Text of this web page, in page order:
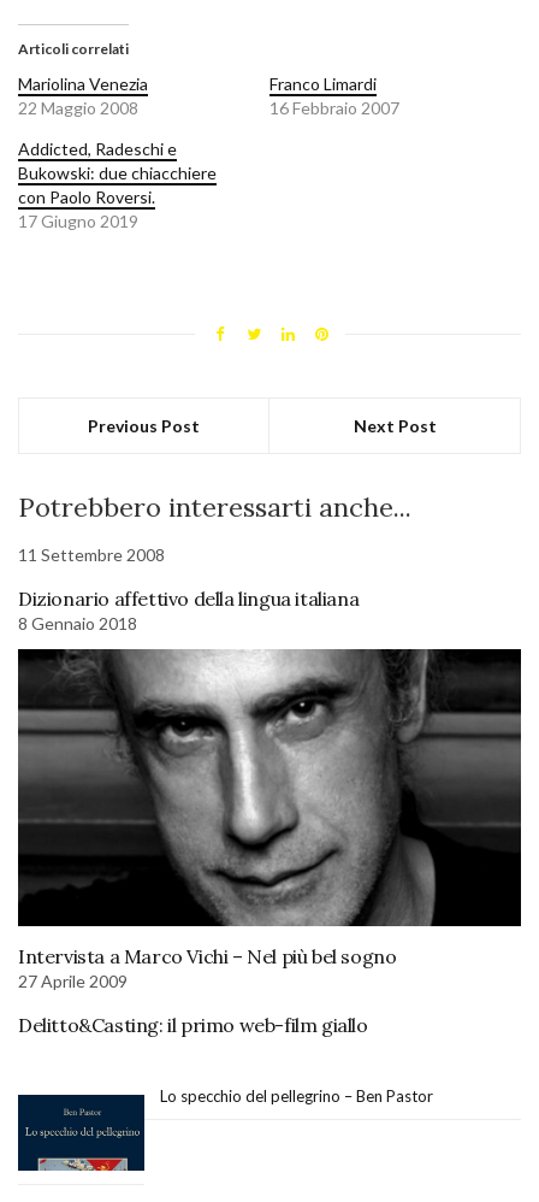
Articoli correlati
Mariolina Venezia
22 Maggio 2008
Franco Limardi
16 Febbraio 2007
Addicted, Radeschi e
Bukowski: due chiacchiere
con Paolo Roversi.
17 Giugno 2019
Previous Post Next Post
Potrebbero interessarti anche...
11 Settembre 2008
Dizionario affettivo della lingua italiana
8 Gennaio 2018
Intervista a Marco Vichi – Nel più bel sogno
27 Aprile 2009
Delitto&Casting: il primo web-film giallo
Lo specchio del pellegrino – Ben Pastor